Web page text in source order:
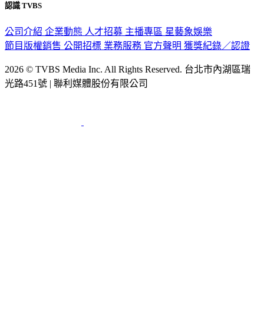
認識 TVBS
公司介紹 企業動態 人才招募 主播專區 星藝象娛樂
節目版權銷售 公開招標 業務服務 官方聲明 獲獎紀錄／認證
2026 © TVBS Media Inc. All Rights Reserved. 台北市內湖區瑞
光路451號 | 聯利媒體股份有限公司